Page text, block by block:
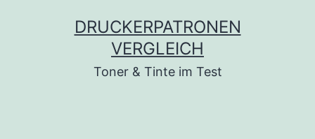
DRUCKERPATRONEN
VERGLEICH
Toner & Tinte im Test